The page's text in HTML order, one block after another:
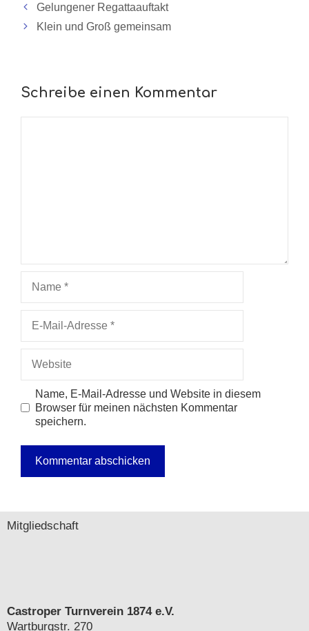
Gelungener Regattaauftakt
Klein und Groß gemeinsam
Schreibe einen Kommentar
Mail-
Adresse
Name, E-Mail-Adresse und Website in diesem
Browser für meinen nächsten Kommentar
speichern.
e
v
e
Mitgliedschaft
Castroper Turnverein 1874 e.V.
Wartburgstr. 270